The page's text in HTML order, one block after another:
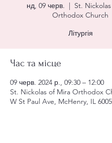
нд, 09 черв.
  |
St.
Orthodox Church
Літургія
Час та місце
09 черв. 2024 р., 09:30 – 12:00
St. Nickolas of Mira Orthodox
W St Paul Ave, McHenry, IL